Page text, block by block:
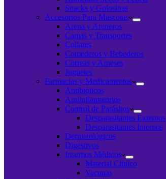
Snacks y Golosinas
Accesorios Para Mascotas
Arena y Areneros
Camas y Transportes
Collares
Comederos y Bebederos
Correas y Arneses
Juguetes
Farmacias y Medicamentos
Antibióticos
Antiinflamatorios
Control de Parásitos
Desparasitantes Externos
Desparasitantes Internos
Dermatológicos
Digestivos
Insumos Médicos
Material Clínico
Vacunas